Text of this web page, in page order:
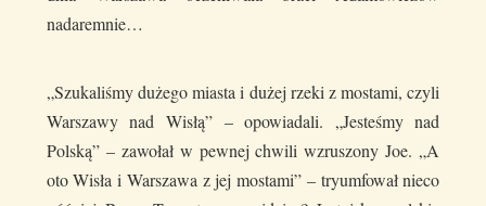
nadaremnie…
„Szukaliśmy dużego miasta i dużej rzeki z mostami, czyli
Warszawy nad Wisłą” – opowiadali. „Jesteśmy nad
Polską” – zawołał w pewnej chwili wzruszony Joe. „A
oto Wisła i Warszawa z jej mostami” – tryumfował nieco